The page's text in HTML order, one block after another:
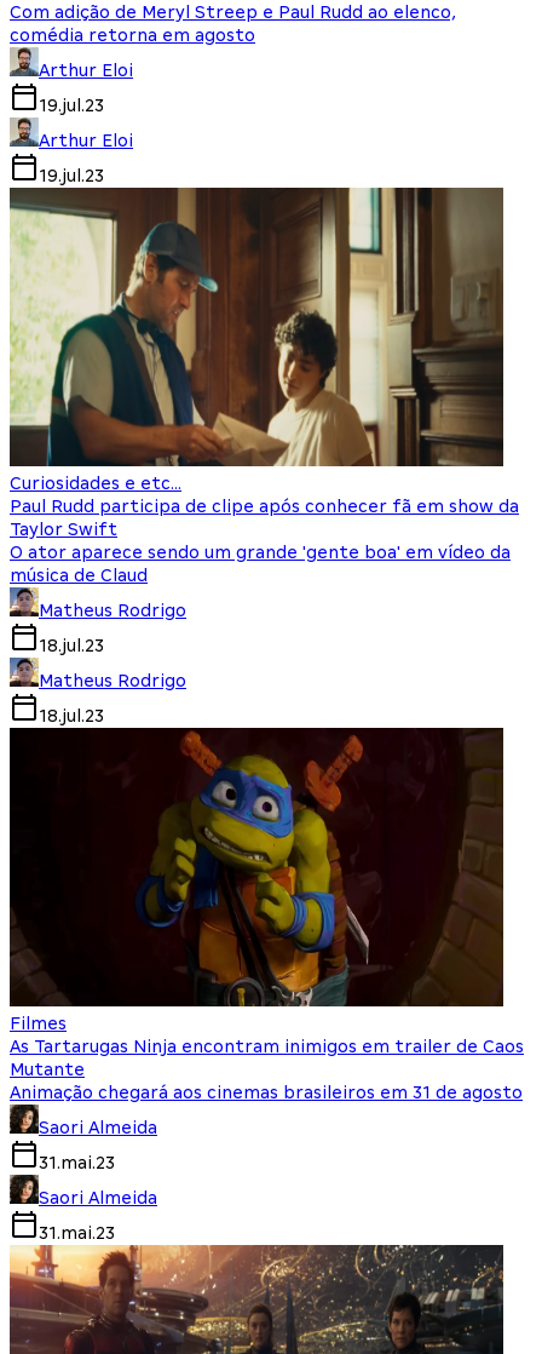
Com adição de Meryl Streep e Paul Rudd ao elenco,
comédia retorna em agosto
Arthur Eloi
19.jul.23
Arthur Eloi
19.jul.23
Curiosidades e etc...
Paul Rudd participa de clipe após conhecer fã em show da
Taylor Swift
O ator aparece sendo um grande 'gente boa' em vídeo da
música de Claud
Matheus Rodrigo
18.jul.23
Matheus Rodrigo
18.jul.23
Filmes
As Tartarugas Ninja encontram inimigos em trailer de Caos
Mutante
Animação chegará aos cinemas brasileiros em 31 de agosto
Saori Almeida
31.mai.23
Saori Almeida
31.mai.23